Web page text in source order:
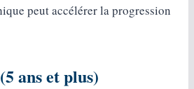
peut accélérer la progression
ans et plus)